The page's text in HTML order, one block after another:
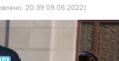
20:39 09.06.2022)